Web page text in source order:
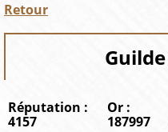
Retour
Réputation :
4157
Or :
187997